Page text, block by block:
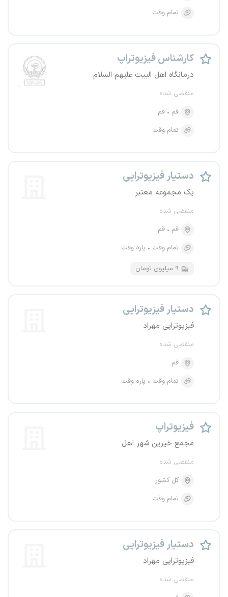
تمام وقت
کارشناس فیزیوتراپ
درمانگاه اهل البیت علیهم السلام
منقضی شده
قم
قم
تمام وقت
دستیار فیزیوتراپی
یک مجموعه معتبر
منقضی شده
قم
قم
تمام وقت
پاره وقت
۹ میلیون تومان
دستیار فیزیوتراپی
فیزیوتراپی مهراد
منقضی شده
قم
تمام وقت
پاره وقت
فیزیوتراپ
مجمع خیرین شهر اهل
منقضی شده
کل کشور
تمام وقت
دستیار فیزیوتراپی
فیزیوتراپی مهراد
منقضی شده